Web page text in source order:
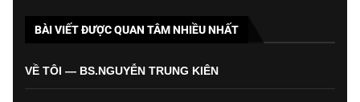
BÀI VIẾT ĐƯỢC QUAN TÂM NHIỀU NHẤT
VỀ TÔI — BS.NGUYỄN TRUNG KIÊN